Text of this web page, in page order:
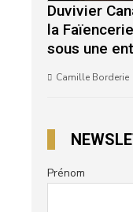
Duvivier
la
sous une
Camille Borderie
Prénom